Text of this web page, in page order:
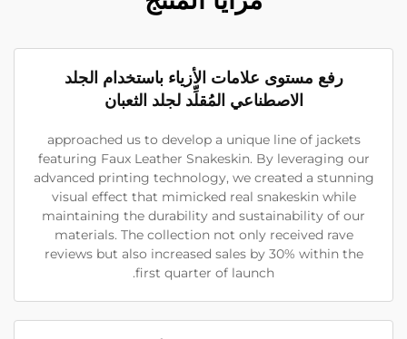
رفع مستوى علامات الأزياء باستخدام الجلد
الاصطناعي المُقلِّد لجلد الثعبان
approached us to develop a unique line of jackets
featuring Faux Leather Snakeskin. By leveraging our
advanced printing technology, we created a stunning
visual effect that mimicked real snakeskin while
maintaining the durability and sustainability of our
materials. The collection not only received rave
reviews but also increased sales by 30% within the
first quarter of launch.